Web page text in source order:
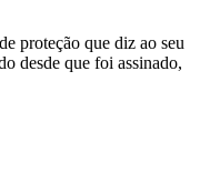
proteção que diz ao seu
desde que foi assinado,